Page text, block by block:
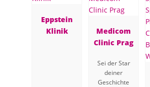
Eppstein
Klinik
Medicom
Clinic Prag
Sei der Star
deiner
Geschichte